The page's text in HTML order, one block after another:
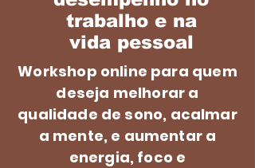
trabalho e na
vida pessoal
Workshop online para quem
deseja melhorar a
qualidade de sono, acalmar
a mente, e aumentar a
energia, foco e